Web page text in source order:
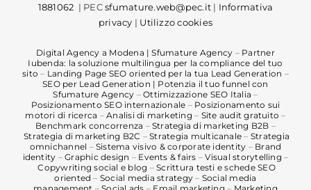
1881062 | PECsfumature.web@pec.it | Informativa
privacy | Utilizzo cookies
Digital Agency a Modena | Sfumature Agency – Partner
Iubenda: la soluzione multilingua per la compliance del tuo
sito – Landing Page SEO oriented per la tua Lead Generation –
SEO per Lead Generation | Potenzia il tuo funnel con
Sfumature Agency –Ottimizzazione SEO Italia –
Posizionamento SEO internazionale – Posizionamento sui
motori di ricerca –Analisi di marketing – Site audit gratuito –
Benchmark concorrenza –Strategia di marketing B2B –
Strategia di marketing B2C –Strategia multicanale – Strategia
omnichannel –Sistema visivo & corporate identity – Brand
identity –Graphic design – Events & fairs –Visual storytelling –
Copywriting social e blog –Scrittura testi e schede SEO
oriented – Social media strategy – Social media